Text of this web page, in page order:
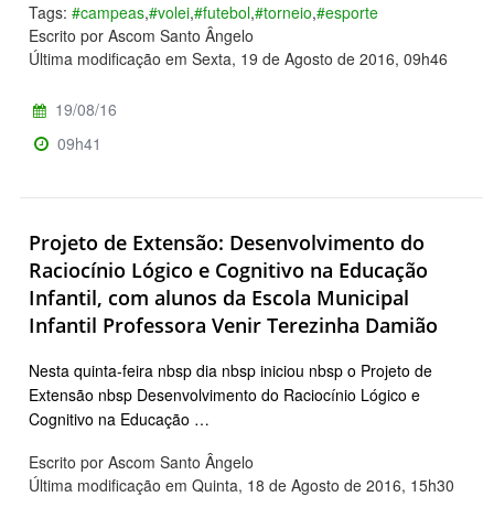
Tags: #campeas,#volei,#futebol,#torneio,#esporte
Escrito por Ascom Santo Ângelo
Última modificação em Sexta, 19 de Agosto de 2016, 09h46
19/08/16
09h41
Projeto de Extensão: Desenvolvimento do
Raciocínio Lógico e Cognitivo na Educação
Infantil, com alunos da Escola Municipal
Infantil Professora Venir Terezinha Damião
Nesta quinta-feira nbsp dia nbsp iniciou nbsp o Projeto de
Extensão nbsp Desenvolvimento do Raciocínio Lógico e
Cognitivo na Educação …
Escrito por Ascom Santo Ângelo
Última modificação em Quinta, 18 de Agosto de 2016, 15h30